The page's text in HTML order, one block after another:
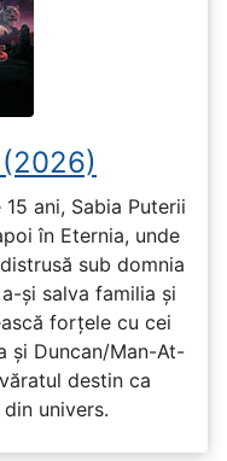
ani, Sabia Puterii
în Eternia, unde
sub domnia
și salva familia și
forțele cu cei
și Duncan/Man-At-
destin ca
univers.